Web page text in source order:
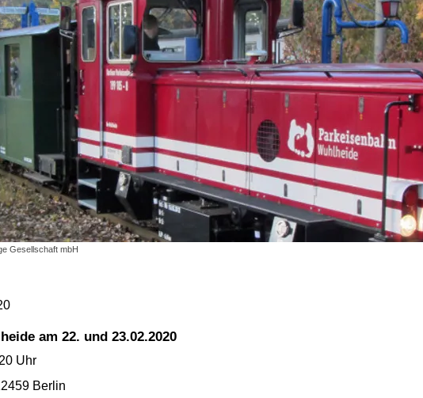
Gesellschaft mbH
am 22. und 23.02.2020
Uhr
Berlin